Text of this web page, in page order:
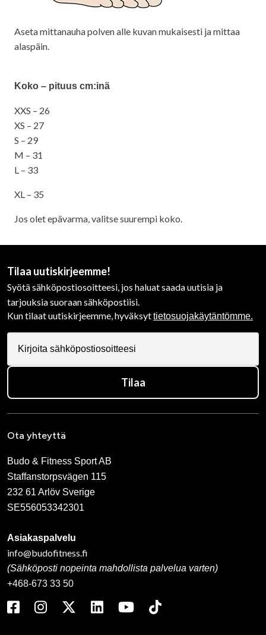
Aseta mittanauha polven alle kuvan mukaisesti ja mittaa
alaspäin.
Koko – pituus cm:inä
XXS – 26
XS – 27
S – 29
M – 31
L – 33
XL – 35
Jos olet epävarma, valitse suurempi koko.
Tilaa uutiskirjeemme!
Syötä sähköpostiosoitteesi, jos haluat saada uutisia ja
tarjouksia suoraan sähköpostiisi.
Kun tilaat uutiskirjeemme, hyväksyttietosuojakäytäntömme.
Tilaa
Ota yhteyttä
Budo & Fitness Sport AB
Staffanstorpsvägen 115
232 61 Arlöv Sverige
SE556053342301
Asiakaspalvelu
info@budofitness.fi
(Sähköposti nopeinta mahdollista palvelua varten)
+468-673 33 50